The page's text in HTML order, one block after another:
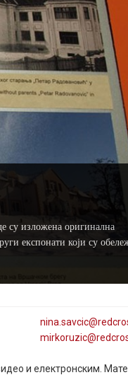
су изложена оригинална
експонати који су
nina .savcic@
mirkoruzic@
и електронским.